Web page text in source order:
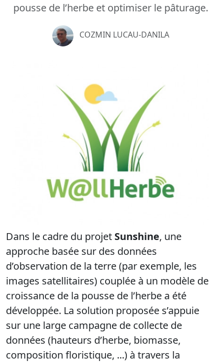
pousse de l’herbe et optimiser le pâturage.
COZMIN LUCAU-DANILA
Dans le cadre du projet Sunshine, une
approche basée sur des données
d’observation de la terre (par exemple, les
images satellitaires) couplée à un modèle de
croissance de la pousse de l’herbe a été
développée. La solution proposée s’appuie
sur une large campagne de collecte de
données (hauteurs d’herbe, biomasse,
composition floristique, ...) à travers la